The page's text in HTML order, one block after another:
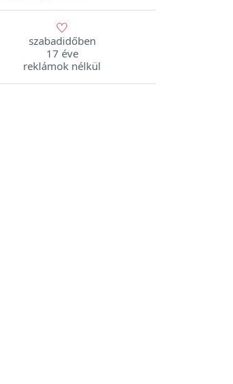
szabadidőben
17 éve
reklámok nélkül